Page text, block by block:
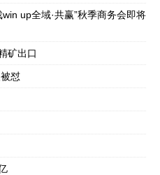
up全域·共赢”秋季商务会即将
矿出口
怼